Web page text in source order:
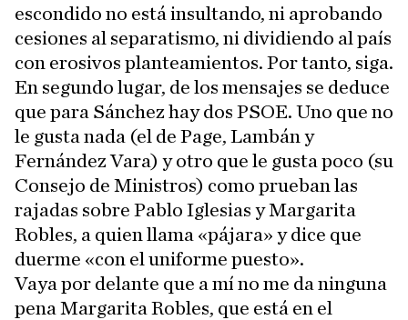
escondido no está insultando, ni aprobando
cesiones al separatismo, ni dividiendo al país
con erosivos planteamientos. Por tanto, siga.
En segundo lugar, de los mensajes se deduce
que para Sánchez hay dos PSOE. Uno que no
le gusta nada (el de Page, Lambán y
Fernández Vara) y otro que le gusta poco (su
Consejo de Ministros) como prueban las
rajadas sobre Pablo Iglesias y Margarita
Robles, a quien llama «pájara» y dice que
duerme «con el uniforme puesto».
Vaya por delante que a mí no me da ninguna
pena Margarita Robles, que está en el